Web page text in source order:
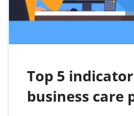
Top 5
business care